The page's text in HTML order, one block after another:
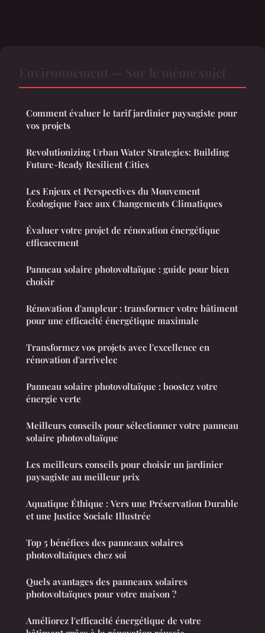
Comment évaluer le tarif jardinier paysagiste pour
vos projets
Revolutionizing Urban Water Strategies: Building
Future-Ready Resilient Cities
Les Enjeux et Perspectives du Mouvement
Écologique Face aux Changements Climatiques
Évaluer votre projet de rénovation énergétique
efficacement
Panneau solaire photovoltaïque : guide pour bien
choisir
Rénovation d'ampleur : transformer votre bâtiment
pour une efficacité énergétique maximale
Transformez vos projets avec l'excellence en
rénovation d'arrivelec
Panneau solaire photovoltaïque : boostez votre
énergie verte
Meilleurs conseils pour sélectionner votre panneau
solaire photovoltaïque
Les meilleurs conseils pour choisir un jardinier
paysagiste au meilleur prix
Aquatique Éthique : Vers une Préservation Durable
et une Justice Sociale Illustrée
Top 5 bénéfices des panneaux solaires
photovoltaïques chez soi
Quels avantages des panneaux solaires
photovoltaïques pour votre maison ?
Améliorez l'efficacité énergétique de votre